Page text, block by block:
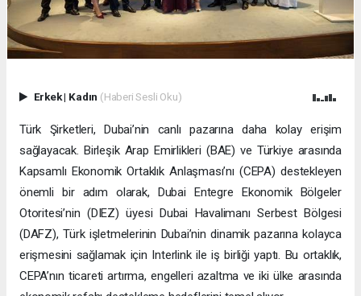
Erkek| Kadın (Haberi Sesli Oku)
Türk Şirketleri, Dubai’nin canlı pazarına daha kolay erişim
sağlayacak. Birleşik Arap Emirlikleri (BAE) ve Türkiye arasında
Kapsamlı Ekonomik Ortaklık Anlaşması’nı (CEPA) destekleyen
önemli bir adım olarak, Dubai Entegre Ekonomik Bölgeler
Otoritesi’nin (DIEZ) üyesi Dubai Havalimanı Serbest Bölgesi
(DAFZ), Türk işletmelerinin Dubai’nin dinamik pazarına kolayca
erişmesini sağlamak için Interlink ile iş birliği yaptı. Bu ortaklık,
CEPA’nın ticareti artırma, engelleri azaltma ve iki ülke arasında